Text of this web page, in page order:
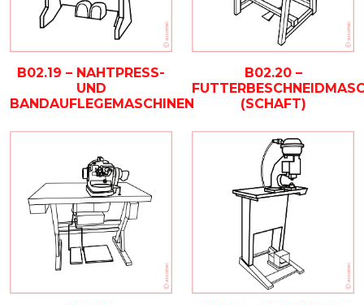
B02.19 – NAHTPRESS-
UND
BANDAUFLEGEMASCHINEN
B02.20 –
(SCHAFT)